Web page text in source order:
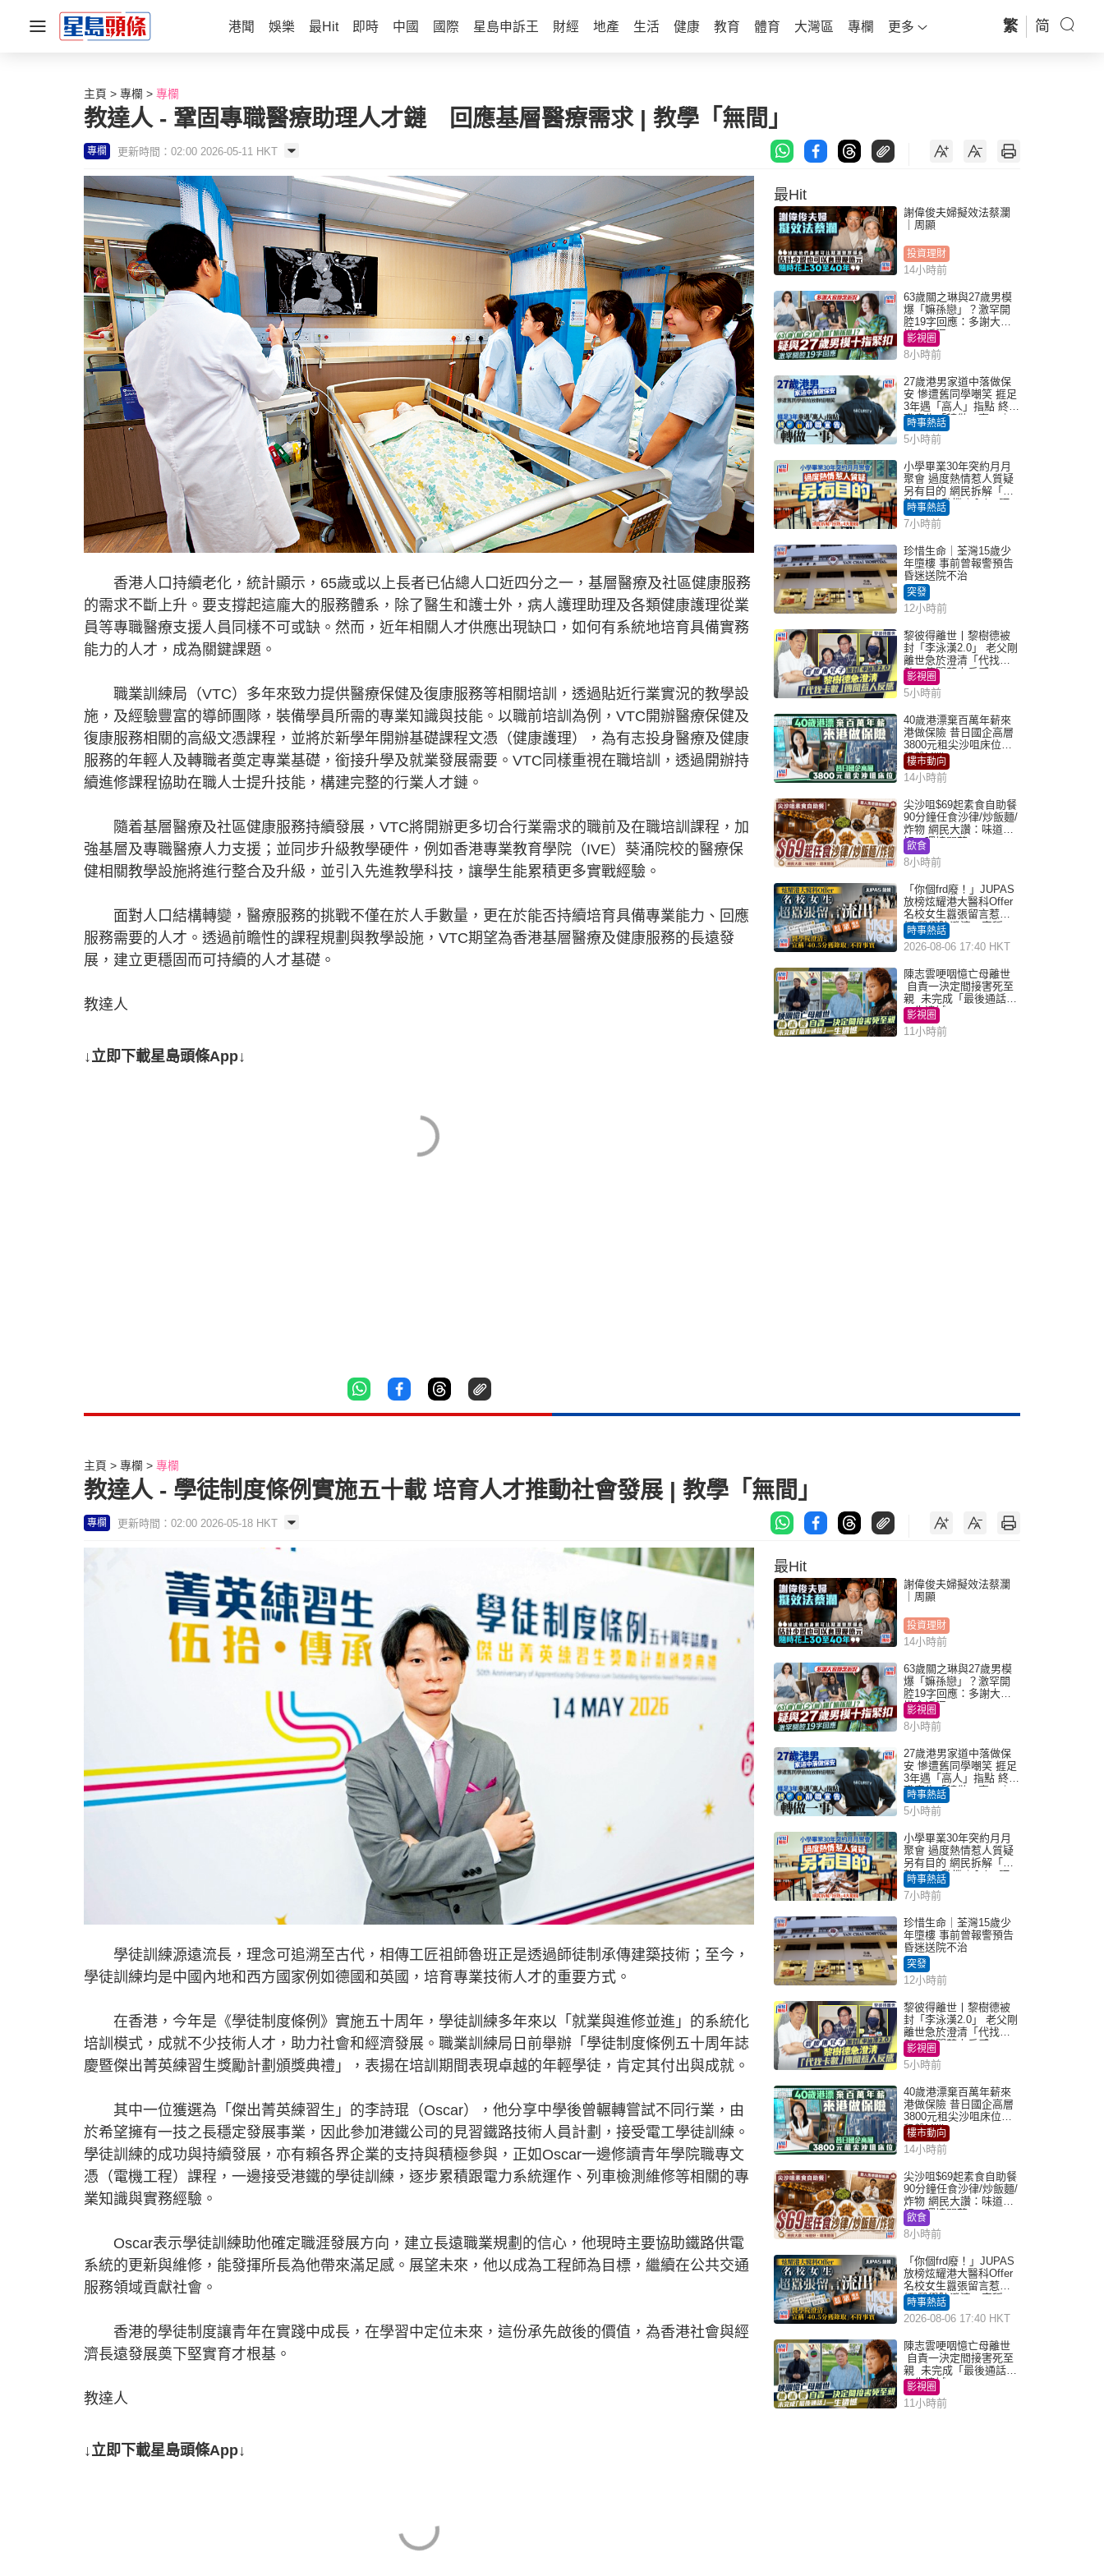
港聞 娛樂 最Hit 即時 中國 國際 星島申訴王 財經 地產 生活 健康 教育 體育 大灣區 專欄 更多 繁 简
主頁 專欄 專欄
教達人 - 鞏固專職醫療助理人才鏈 回應基層醫療需求 | 教學「無間」
專欄 更新時間：02:00 2026-05-11 HKT
香港人口持續老化，統計顯示，65歲或以上長者已佔總人口近四分之一，基層醫療及社區健康服務
的需求不斷上升。要支撐起這龐大的服務體系，除了醫生和護士外，病人護理助理及各類健康護理從業
員等專職醫療支援人員同樣不可或缺。然而，近年相關人才供應出現缺口，如何有系統地培育具備實務
能力的人才，成為關鍵課題。
職業訓練局（VTC）多年來致力提供醫療保健及復康服務等相關培訓，透過貼近行業實況的教學設
施，及經驗豐富的導師團隊，裝備學員所需的專業知識與技能。以職前培訓為例，VTC開辦醫療保健及
復康服務相關的高級文憑課程，並將於新學年開辦基礎課程文憑（健康護理），為有志投身醫療及健康
服務的年輕人及轉職者奠定專業基礎，銜接升學及就業發展需要。VTC同樣重視在職培訓，透過開辦持
續進修課程協助在職人士提升技能，構建完整的行業人才鏈。
隨着基層醫療及社區健康服務持續發展，VTC將開辦更多切合行業需求的職前及在職培訓課程，加
強基層及專職醫療人力支援；並同步升級教學硬件，例如香港專業教育學院（IVE）葵涌院校的醫療保
健相關教學設施將進行整合及升級，並引入先進教學科技，讓學生能累積更多實戰經驗。
面對人口結構轉變，醫療服務的挑戰不僅在於人手數量，更在於能否持續培育具備專業能力、回應
服務需要的人才。透過前瞻性的課程規劃與教學設施，VTC期望為香港基層醫療及健康服務的長遠發
展，建立更穩固而可持續的人才基礎。
教達人
↓立即下載星島頭條App↓
最Hit
謝偉俊夫婦擬效法蔡瀾
｜周顯
投資理財
14小時前
63歲關之琳與27歲男模
爆「嫲孫戀」？激罕開
腔19字回應：多謝大家
掛念近況
影視圈
8小時前
27歲港男家道中落做保
安 慘遭舊同學嘲笑 捱足
3年遇「高人」指點 終辭
職宣告「轉做一事」｜
Juicy叮
時事熱話
5小時前
小學畢業30年突約月月
聚會 過度熱情惹人質疑
另有目的 網民拆解「扮
熟」4大動機｜Juicy叮
時事熱話
7小時前
珍惜生命｜荃灣15歲少
年墮樓 事前曾報警預告
昏迷送院不治
突發
12小時前
黎彼得離世丨黎樹德被
封「李泳漢2.0」 老父剛
離世急於澄清「代找卡
數」傳聞惹人反感
影視圈
5小時前
40歲港漂棄百萬年薪來
港做保險 昔日國企高層
3800元租尖沙咀床位｜
租盤Million
樓市動向
14小時前
尖沙咀$69起素食自助餐
90分鐘任食沙律/炒飯麵/
炸物 網民大讚：味道
好，環境闊落
飲食
8小時前
「你個frd廢！」JUPAS
放榜炫耀港大醫科Offer
名校女生囂張留言惹眾
怒 醫學院澄清：宣稱
「40.5分獲錄取」不符事
實｜Juicy叮
時事熱話
2026-08-06 17:40 HKT
陳志雲哽咽憶亡母離世
自責一決定間接害死至
親 未完成「最後通話」
一生遺憾
影視圈
11小時前
主頁 專欄 專欄
教達人 - 學徒制度條例實施五十載 培育人才推動社會發展 | 教學「無間」
專欄 更新時間：02:00 2026-05-18 HKT
學徒訓練源遠流長，理念可追溯至古代，相傳工匠祖師魯班正是透過師徒制承傳建築技術；至今，
學徒訓練均是中國內地和西方國家例如德國和英國，培育專業技術人才的重要方式。
在香港，今年是《學徒制度條例》實施五十周年，學徒訓練多年來以「就業與進修並進」的系統化
培訓模式，成就不少技術人才，助力社會和經濟發展。職業訓練局日前舉辦「學徒制度條例五十周年誌
慶暨傑出菁英練習生獎勵計劃頒獎典禮」，表揚在培訓期間表現卓越的年輕學徒，肯定其付出與成就。
其中一位獲選為「傑出菁英練習生」的李詩琨（Oscar），他分享中學後曾輾轉嘗試不同行業，由
於希望擁有一技之長穩定發展事業，因此參加港鐵公司的見習鐵路技術人員計劃，接受電工學徒訓練。
學徒訓練的成功與持續發展，亦有賴各界企業的支持與積極參與，正如Oscar一邊修讀青年學院職專文
憑（電機工程）課程，一邊接受港鐵的學徒訓練，逐步累積跟電力系統運作、列車檢測維修等相關的專
業知識與實務經驗。
Oscar表示學徒訓練助他確定職涯發展方向，建立長遠職業規劃的信心，他現時主要協助鐵路供電
系統的更新與維修，能發揮所長為他帶來滿足感。展望未來，他以成為工程師為目標，繼續在公共交通
服務領域貢獻社會。
香港的學徒制度讓青年在實踐中成長，在學習中定位未來，這份承先啟後的價值，為香港社會與經
濟長遠發展奠下堅實育才根基。
教達人
↓立即下載星島頭條App↓
最Hit
謝偉俊夫婦擬效法蔡瀾
｜周顯
投資理財
14小時前
63歲關之琳與27歲男模
爆「嫲孫戀」？激罕開
腔19字回應：多謝大家
掛念近況
影視圈
8小時前
27歲港男家道中落做保
安 慘遭舊同學嘲笑 捱足
3年遇「高人」指點 終辭
職宣告「轉做一事」｜
Juicy叮
時事熱話
5小時前
小學畢業30年突約月月
聚會 過度熱情惹人質疑
另有目的 網民拆解「扮
熟」4大動機｜Juicy叮
時事熱話
7小時前
珍惜生命｜荃灣15歲少
年墮樓 事前曾報警預告
昏迷送院不治
突發
12小時前
黎彼得離世丨黎樹德被
封「李泳漢2.0」 老父剛
離世急於澄清「代找卡
數」傳聞惹人反感
影視圈
5小時前
40歲港漂棄百萬年薪來
港做保險 昔日國企高層
3800元租尖沙咀床位｜
租盤Million
樓市動向
14小時前
尖沙咀$69起素食自助餐
90分鐘任食沙律/炒飯麵/
炸物 網民大讚：味道
好，環境闊落
飲食
8小時前
「你個frd廢！」JUPAS
放榜炫耀港大醫科Offer
名校女生囂張留言惹眾
怒 醫學院澄清：宣稱
「40.5分獲錄取」不符事
實｜Juicy叮
時事熱話
2026-08-06 17:40 HKT
陳志雲哽咽憶亡母離世
自責一決定間接害死至
親 未完成「最後通話」
一生遺憾
影視圈
11小時前